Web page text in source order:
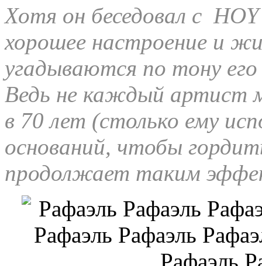
Хотя он беседовал с
хорошее настроение и
угадываются по тону
Ведь не каждый артист
в 70 лет (столько ему
оснований, чтобы
продолжает таким